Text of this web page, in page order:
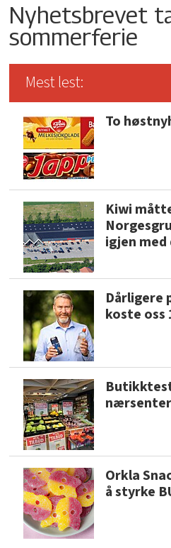
Nyhetsbrevet
sommerferie
Mest lest:
To
Kiwi
igjen med
Dårligere
koste oss
Orkla
å styrke